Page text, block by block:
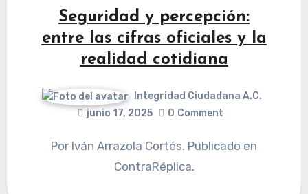
Seguridad y percepción:
entre las cifras oficiales y la
realidad cotidiana
Integridad Ciudadana A.C.
junio 17, 2025
0 Comment
Por Iván Arrazola Cortés. Publicado en
ContraRéplica.